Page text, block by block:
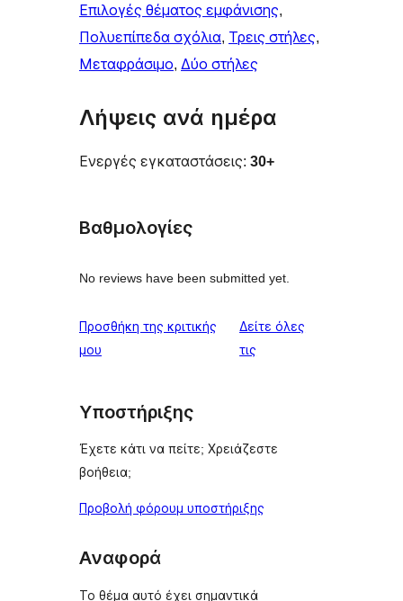
Επιλογές θέματος εμφάνισης
Πολυεπίπεδα σχόλια, Τρεις στήλες
Μεταφράσιμο, Δύο στήλες
Λήψεις ανά ημέρα
Ενεργές εγκαταστάσεις: 30+
Βαθμολογίες
No reviews have been submitted yet.
Προσθήκη της κριτικής
μου
Δείτε όλες
τις
Υποστήριξης
Έχετε κάτι να πείτε; Χρειάζεστε
βοήθεια;
Προβολή φόρουμ υποστήριξης
Αναφορά
Το θέμα αυτό έχει σημαντικά